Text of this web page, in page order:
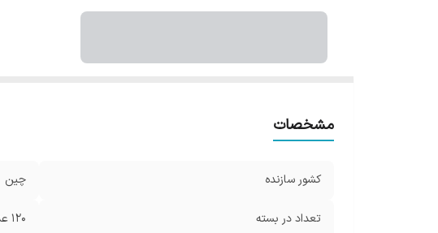
مشخصات
کشور سازنده چین
تعداد در بسته 120 عددی